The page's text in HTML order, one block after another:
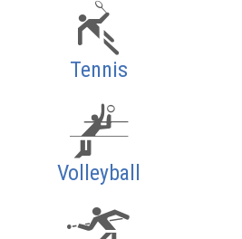
Tennis
Volleyball